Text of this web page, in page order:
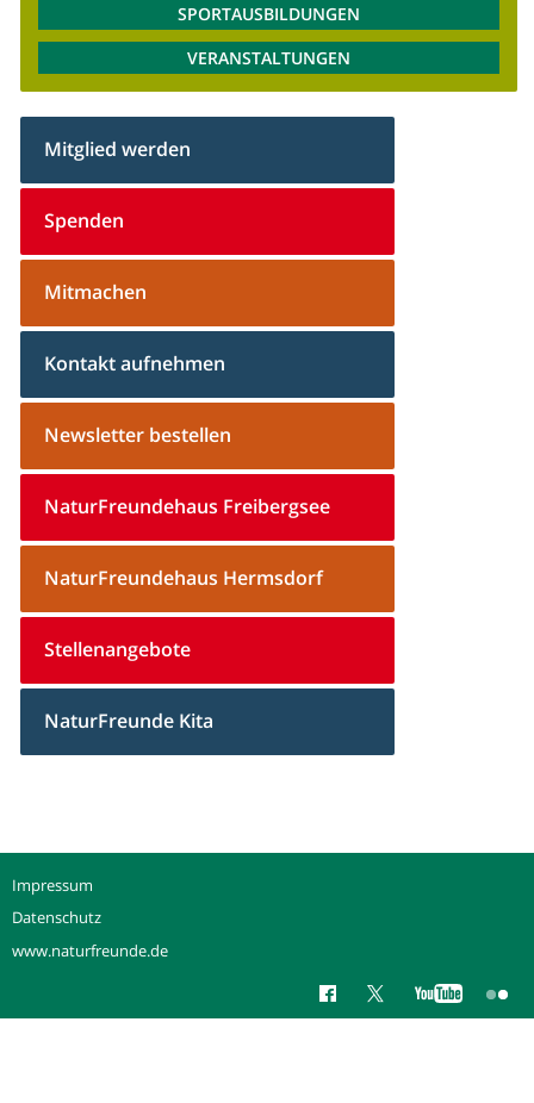
SPORTAUSBILDUNGEN
VERANSTALTUNGEN
Mitglied werden
Spenden
Mitmachen
Kontakt aufnehmen
Newsletter bestellen
NaturFreundehaus Freibergsee
NaturFreundehaus Hermsdorf
Stellenangebote
NaturFreunde Kita
Impressum
Datenschutz
www.naturfreunde.de